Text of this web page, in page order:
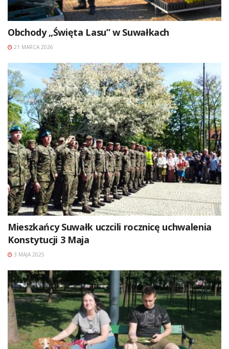
Obchody „Święta Lasu” w Suwałkach
21 MARCA 2026
Mieszkańcy Suwałk uczcili rocznicę uchwalenia
Konstytucji 3 Maja
3 MAJA 2025